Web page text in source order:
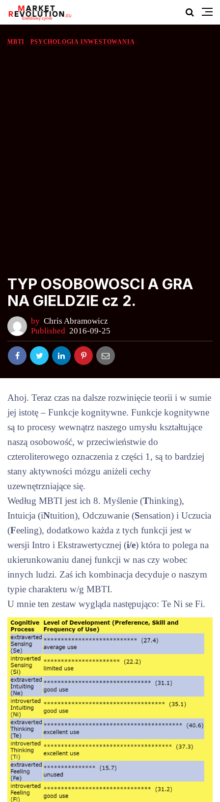
MBTI PSYCHOLOGIA INWESTOWANIA
TYP OSOBOWOSCI A GRA
NA GIELDZIE cz 2.
by Chris Abramowicz
Published 2016-09-25
Ahoj. Teraz czas na dalsze rozwinięcie teorii i w sumie
jej istotę – Funkcje kognitywne. Funkcje kognitywne
są to procesy wewnątrz naszego umysłu kształtujące
naszą osobowość, w przeciwieństwie do
czteroliterowego oznaczenia z części 1, są to bardziej
stany aktywności mózgu aniżeli cechy
uzewnętrzniające się.
Według MBTI jest ich 8. Myślenie (Thinking),
Intuicja (iNtuition), Odczuwanie (Sensation) i Uczucia
(Feeling), dodatkowo każda z tych funkcji jest w
wersji Intro i Ekstrawertycznej (i/e) która to polega na
ukierunkowaniu danej funkcji w nas czy wobec
innych ludzi. Zaś ich kombinacja decyduje o naszym
typie charakteru w/g MBTI.
U mnie ten zestaw wygląda następująco: Te Ni se Fi.